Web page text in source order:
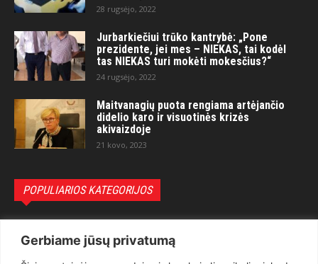
Gerbiame jūsų privatumą
28 rugsėjo, 2022
Jurbarkiečiui trūko kantrybė: „Pone
prezidente, jei mes – NIEKAS, tai kodėl
tas NIEKAS turi mokėti mokesčius?“
24 rugsėjo, 2022
Maitvanagių puota rengiama artėjančio
didelio karo ir visuotinės krizės
akivaizdoje
21 kovo, 2023
POPULIARIOS KATEGORIJOS